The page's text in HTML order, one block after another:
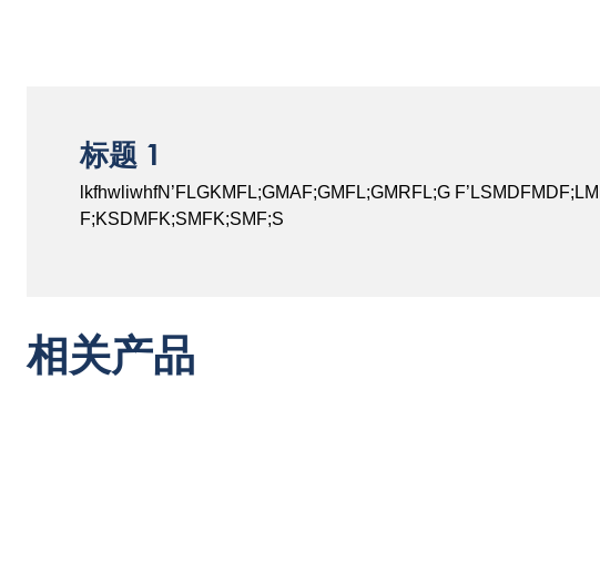
标题 1
lkfhwliwhfN’FLGKMFL;GMAF;GMFL;GMRFL;G
F;KSDMFK;SMFK;SMF;S
相关产品